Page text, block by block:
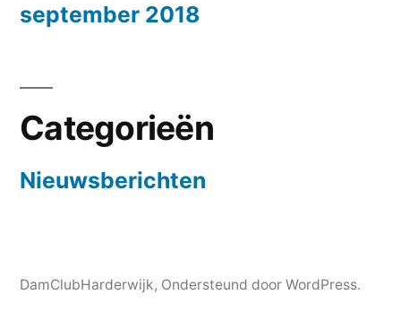
september 2018
Categorieën
Nieuwsberichten
DamClubHarderwijk, Ondersteund door WordPress.